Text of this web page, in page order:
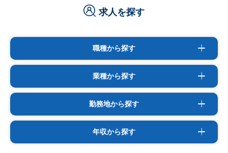
求人を探す
職種から探す
業種から探す
勤務地から探す
年収から探す